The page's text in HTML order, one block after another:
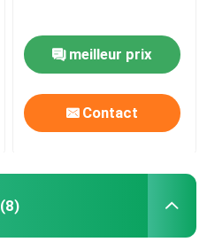
meilleur prix
Contact
(8)